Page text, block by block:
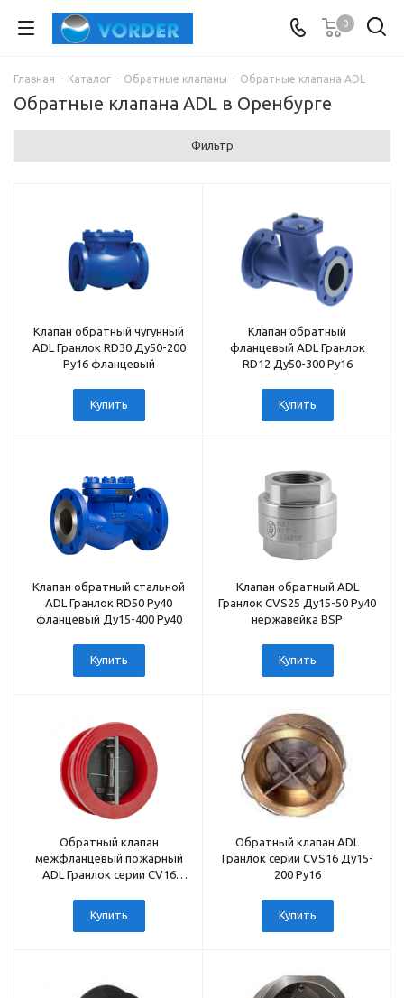
0
Главная - Каталог - Обратные клапаны - Обратные клапана ADL
Обратные клапана ADL в Оренбурге
Фильтр
Клапан обратный чугунный
ADL Гранлок RD30 Ду50-200
Ру16 фланцевый
Купить
Клапан обратный
фланцевый ADL Гранлок
RD12 Ду50-300 Ру16
Купить
Клапан обратный стальной
ADL Гранлок RD50 Ру40
фланцевый Ду15-400 Ру40
Купить
Клапан обратный ADL
Гранлок CVS25 Ду15-50 Ру40
нержавейка BSP
Купить
Обратный клапан
межфланцевый пожарный
ADL Гранлок серии СV16
Купить
Обратный клапан ADL
Гранлок серии СVS16 Ду15-
200 Ру16
Купить